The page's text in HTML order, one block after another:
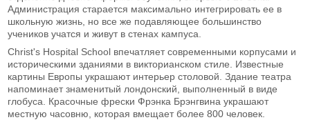
Администрация старается максимально интегрировать ее в
школьную жизнь, но все же подавляющее большинство
учеников учатся и живут в стенах кампуса.
Christ's Hospital School впечатляет современными корпусами и
историческими зданиями в викторианском стиле. Известные
картины Европы украшают интерьер столовой. Здание театра
напоминает знаменитый лондонский, выполненный в виде
глобуса. Красочные фрески Фрэнка Брэнгвина украшают
местную часовню, которая вмещает более 800 человек.